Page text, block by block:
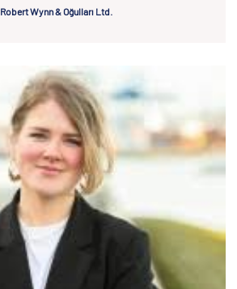
Robert Wynn & Oğulları Ltd.